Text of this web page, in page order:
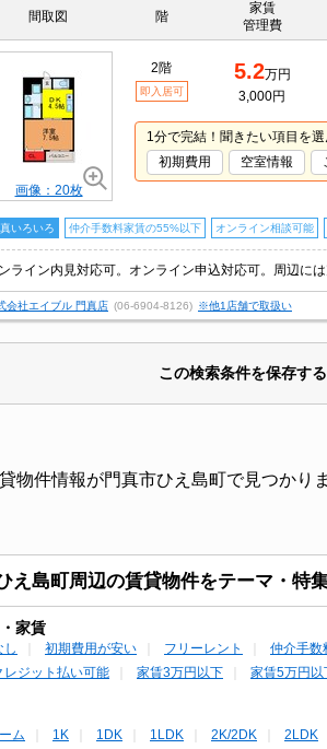
間取図 階
家賃
管理費
画像：20枚
2階
即入居可
5.2万円
3,000円
1分で完結！聞きたい項目を
初期費用
空室情報
いろいろ 仲介手数料家賃の55%以下 オンライン相談可能
ライン内見対応可。オンライン申込対応可。周辺には
会社エイブル 門真店 (06-6904-8126) ※他1店舗で取扱い
この検索条件を保存する
物件情報が門真市ひえ島町で見つかり
え島町周辺の賃貸物件をテーマ・特
家賃
し 初期費用が安い フリーレント 仲介手数
レジット払い可能
家賃3万円以下 家賃5万円以
ム 1K 1DK 1LDK 2K/2DK 2LDK